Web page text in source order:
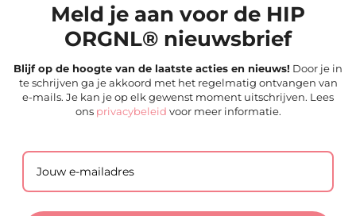
Meld je aan voor de HIP
ORGNL® nieuwsbrief
Blijf op de hoogte van de laatste acties en nieuws! Door je in
te schrijven ga je akkoord met het regelmatig ontvangen van
e-mails. Je kan je op elk gewenst moment uitschrijven. Lees
ons privacybeleid voor meer informatie.